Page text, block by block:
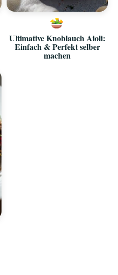
Ultimative Knoblauch Aioli:
Einfach & Perfekt selber
machen